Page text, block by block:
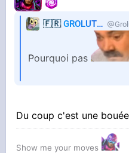
🇫🇷GROLUTES
Pourquoi pas
Tant que quand on
la surface, ça me va
Du coup c'est une
Show me your moves